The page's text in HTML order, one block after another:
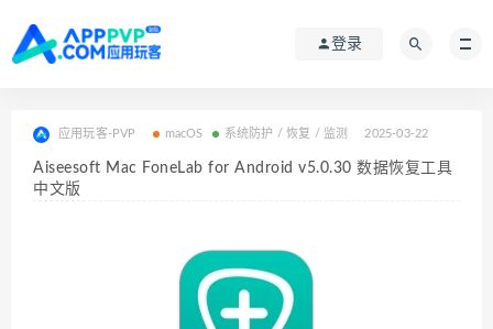
登录
应用玩客-PVP macOS 系统防护 / 恢复 / 监测 2025-03-22
Aiseesoft Mac FoneLab for Android v5.0.30 数据恢复工具
中文版